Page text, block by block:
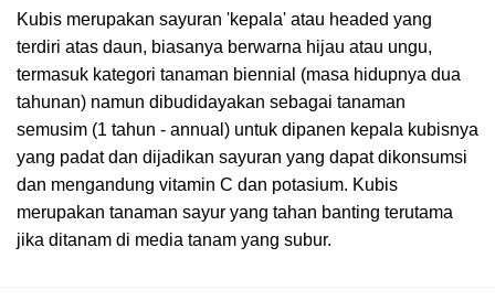
Kubis merupakan sayuran 'kepala' atau headed yang
terdiri atas daun, biasanya berwarna hijau atau ungu,
termasuk kategori tanaman biennial (masa hidupnya dua
tahunan) namun dibudidayakan sebagai tanaman
semusim (1 tahun - annual) untuk dipanen kepala kubisnya
yang padat dan dijadikan sayuran yang dapat dikonsumsi
dan mengandung vitamin C dan potasium. Kubis
merupakan tanaman sayur yang tahan banting terutama
jika ditanam di media tanam yang subur.